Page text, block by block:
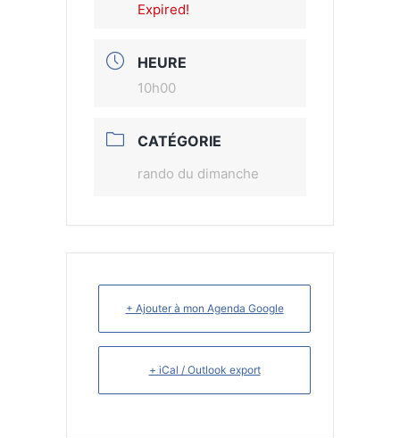
Expired!
HEURE
10h00
CATÉGORIE
rando du dimanche
+ Ajouter à mon Agenda Google
+ iCal / Outlook export